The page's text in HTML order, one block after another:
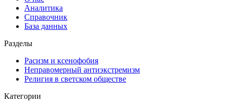
Аналитика
Справочник
База данных
Разделы
Расизм и ксенофобия
Неправомерный антиэкстремизм
Религия в светском обществе
Категории